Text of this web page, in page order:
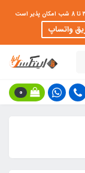
واتساپ
0